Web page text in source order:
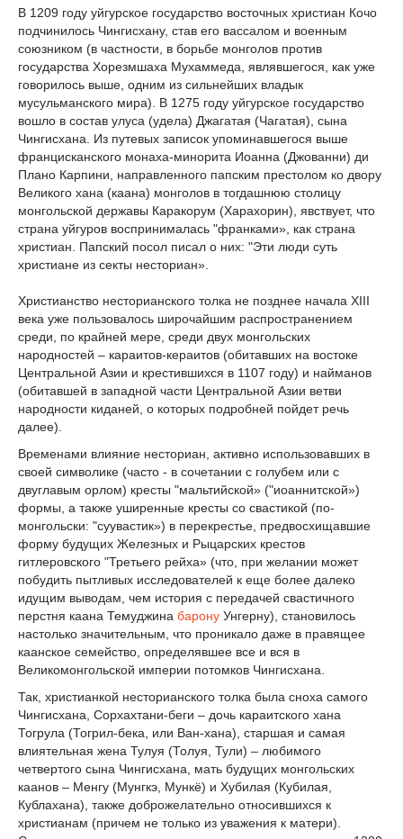
В 1209 году уйгурское государство восточных христиан Кочо
подчинилось Чингисхану, став его вассалом и военным
союзником (в частности, в борьбе монголов против
государства Хорезмшаха Мухаммеда, являвшегося, как уже
говорилось выше, одним из сильнейших владык
мусульманского мира). В 1275 году уйгурское государство
вошло в состав улуса (удела) Джагатая (Чагатая), сына
Чингисхана. Из путевых записок упоминавшегося выше
францисканского монаха-минорита Иоанна (Джованни) ди
Плано Карпини, направленного папским престолом ко двору
Великого хана (каана) монголов в тогдашнюю столицу
монгольской державы Каракорум (Харахорин), явствует, что
страна уйгуров воспринималась "франками», как страна
христиан. Папский посол писал о них: "Эти люди суть
христиане из секты несториан».
Христианство несторианского толка не позднее начала XIII
века уже пользовалось широчайшим распространением
среди, по крайней мере, среди двух монгольских
народностей – караитов-кераитов (обитавших на востоке
Центральной Азии и крестившихся в 1107 году) и найманов
(обитавшей в западной части Центральной Азии ветви
народности киданей, о которых подробней пойдет речь
далее).
Временами влияние несториан, активно использовавших в
своей символике (часто - в сочетании с голубем или с
двуглавым орлом) кресты "мальтийской» ("иоаннитской»)
формы, а также уширенные кресты со свастикой (по-
монгольски: "суувастик») в перекрестье, предвосхищавшие
форму будущих Железных и Рыцарских крестов
гитлеровского "Третьего рейха» (что, при желании может
побудить пытливых исследователей к еще более далеко
идущим выводам, чем история с передачей свастичного
перстня каана Темуджина барону Унгерну), становилось
настолько значительным, что проникало даже в правящее
каанское семейство, определявшее все и вся в
Великомонгольской империи потомков Чингисхана.
Так, христианкой несторианского толка была сноха самого
Чингисхана, Сорхахтани-беги – дочь караитского хана
Тогрула (Тогрил-бека, или Ван-хана), старшая и самая
влиятельная жена Тулуя (Толуя, Тули) – любимого
четвертого сына Чингисхана, мать будущих монгольских
каанов – Менгу (Мунгкэ, Мункё) и Хубилая (Кубилая,
Кублахана), также доброжелательно относившихся к
христианам (причем не только из уважения к матери).